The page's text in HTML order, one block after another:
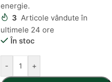
energie.
3 Articole vândute în
ultimele 24 ore
În stoc
- +